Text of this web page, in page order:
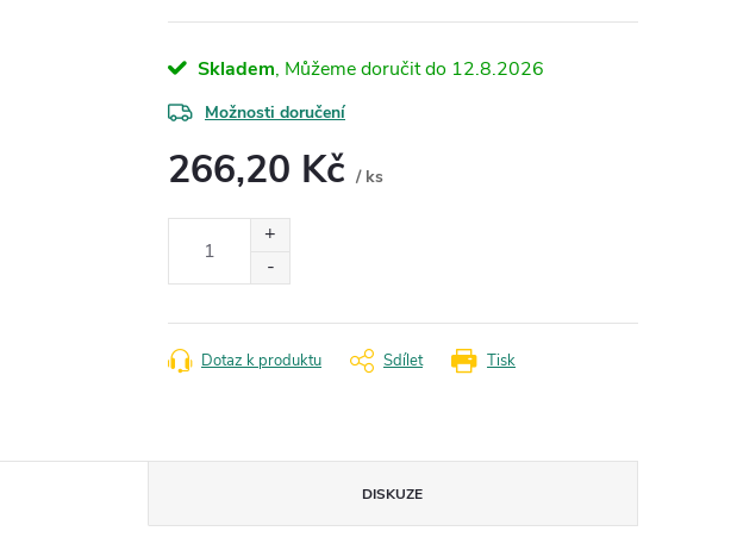
Skladem 12.8.2026
Možnosti doručení
266,20 Kč / ks
Tisk
Dotaz k produktu Sdílet
DISKUZE